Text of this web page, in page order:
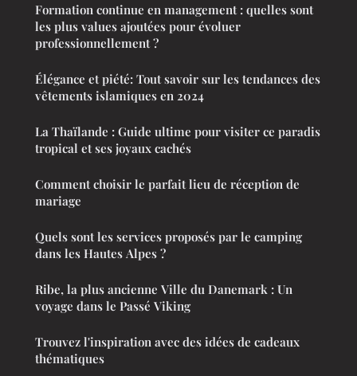
Formation continue en management : quelles sont
les plus values ajoutées pour évoluer
professionnellement ?
Élégance et piété: Tout savoir sur les tendances des
vêtements islamiques en 2024
La Thaïlande : Guide ultime pour visiter ce paradis
tropical et ses joyaux cachés
Comment choisir le parfait lieu de réception de
mariage
Quels sont les services proposés par le camping
dans les Hautes Alpes ?
Ribe, la plus ancienne Ville du Danemark : Un
voyage dans le Passé Viking
Trouvez l'inspiration avec des idées de cadeaux
thématiques